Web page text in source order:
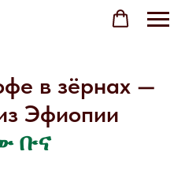
в зёрнах —
Эфиопии
ቡና